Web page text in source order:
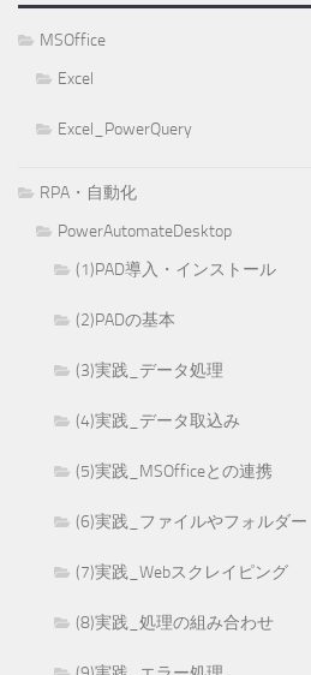
MSOffice
Excel
Excel_PowerQuery
RPA・自動化
PowerAutomateDesktop
(1)PAD導入・インストール
(2)PADの基本
(3)実践_データ処理
(4)実践_データ取込み
(5)実践_MSOfficeとの連携
(6)実践_ファイルやフォルダー
(7)実践_Webスクレイピング
(8)実践_処理の組み合わせ